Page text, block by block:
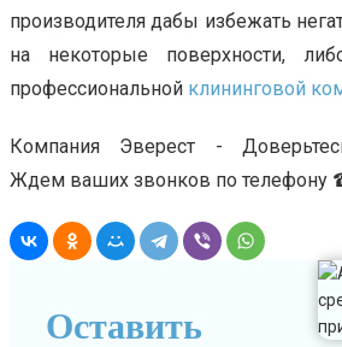
производителя дабы избежать
на некоторые поверхности,
профессиональной клининговой
Компания Эверест -
Ждем ваших звонков по телефону
Оставить